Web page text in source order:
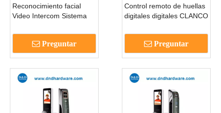
Reconocimiento facial
Video Intercom Sistema
entrada sin llave Smart
Lock-DDEL012Preguntar
Control remoto de huellas
digitales digitales CLANCO
SMART CON CAMERA-
DDEL011 Preguntar